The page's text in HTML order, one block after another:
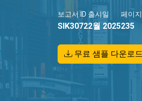
보고서 ID
SIK3072
출시일
2월 2025
페이지
235
무료 샘플 다운로드